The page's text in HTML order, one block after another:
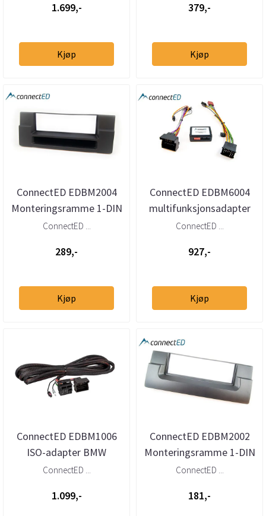
1.699,-
Kjøp
379,-
Kjøp
ConnectED EDBM2004
Monteringsramme 1-DIN
med oppbevaringslomme
ConnectED ...
289,-
Kjøp
ConnectED EDBM6004
multifunksjonsadapter
BMW (1994–2010)
ConnectED ...
927,-
Kjøp
ConnectED EDBM1006
ISO-adapter BMW
Quadlock
ConnectED ...
1.099,-
ConnectED EDBM2002
Monteringsramme 1-DIN
BMW 5-serie (E39) / X5
ConnectED ...
181,-